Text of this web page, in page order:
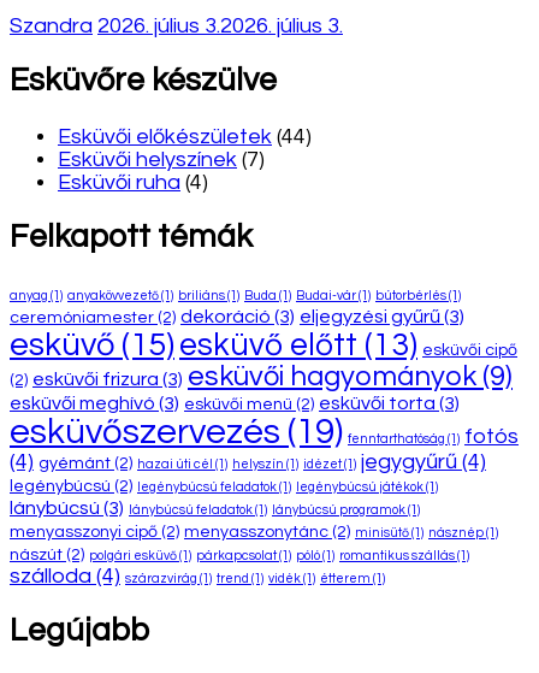
Szandra 2026. július 3.2026. július 3.
Esküvőre készülve
Esküvői előkészületek (44)
Esküvői helyszínek (7)
Esküvői ruha (4)
Felkapott témák
anyag (1) anyakövvezető(1) briliáns(1) Buda (1) Budai-vár(1) bútorbérlés(1)
ceremóniamester (2) dekoráció (3) eljegyzési gyűrű(3)
esküvő (15) esküvő előtt (13) esküvői cipő
(2) esküvői frizura (3) esküvői hagyományok (9)
esküvői meghívó (3) esküvői menü (2) esküvői torta (3)
esküvőszervezés (19) fenntarthatóság (1) fotós
(4) gyémánt (2) hazai úti cél (1) helyszín (1) idézet(1) jegygyűrű (4)
legénybúcsú (2) legénybúcsú feladatok(1) legénybúcsú játékok(1)
lánybúcsú (3) lánybúcsú feladatok(1) lánybúcsú programok(1)
menyasszonyi cipő (2) menyasszonytánc (2) minisütő(1) násznép(1)
nászút (2) polgári esküvő(1) párkapcsolat(1) póló(1) romantikus szállás(1)
szálloda (4) szárazvirág (1) trend (1) vidék(1) étterem (1)
Legújabb